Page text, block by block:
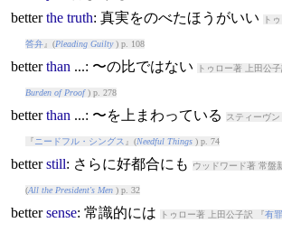
better the truth: 真実をのべたほうがいい ト
答弁』(Pleading Guilty) p. 108
better than ...: 〜の比ではない トゥロー著 上田公
Burden of Proof) p. 278
better than ...: 〜を上まわっている スティーヴ
『 ニードフル・シングス 』(Needful Things) p. 74
better still: さらに好都合にも ウッドワード著 常盤
(All the President's Men) p. 32
better sense: 常識的には トゥロー著 上田公子訳 『有